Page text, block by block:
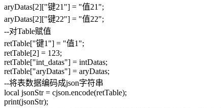
aryDatas[2]["键21"] = "值21";
aryDatas[2]["键22"] = "值22";
--对Table赋值
retTable["键1"] = "值1";
retTable[2] = 123;
retTable["int_datas"] = intDatas;
retTable["aryDatas"] = aryDatas;
--将表数据编码成json字符串
local jsonStr = cjson.encode(retTable);
print(jsonStr);